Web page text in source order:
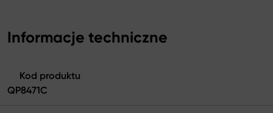
Informacje techniczne
Kod produktu
QP8471C